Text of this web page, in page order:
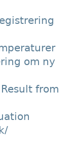
om ny
from